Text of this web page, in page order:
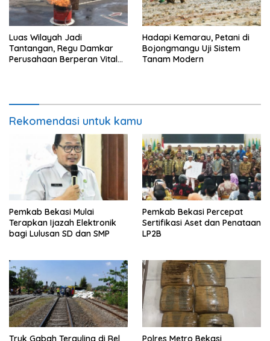
Luas Wilayah Jadi
Tantangan, Regu Damkar
Perusahaan Berperan Vital
Hadapi Kemarau, Petani di
Bojongmangu Uji Sistem
Tanam Modern
Rekomendasi untuk kamu
Pemkab Bekasi Mulai
Terapkan Ijazah Elektronik
bagi Lulusan SD dan SMP
Pemkab Bekasi Percepat
Sertifikasi Aset dan Penataan
LP2B
Truk Gabah Terguling di Rel Polres Metro Bekasi